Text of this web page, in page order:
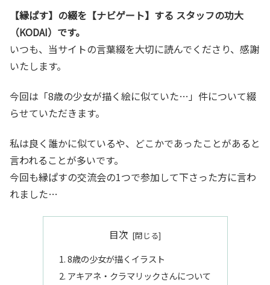
【縁ぱす】の綴を【ナビゲート】する スタッフの功大
（KODAI）です。
いつも、当サイトの言葉綴を大切に読んでくださり、感謝
いたします。
今回は「8歳の少女が描く絵に似ていた…」件について綴
らせていただきます。
私は良く誰かに似ているや、どこかであったことがあると
言われることが多いです。
今回も縁ぱすの交流会の1つで参加して下さった方に言わ
れました…
目次
8歳の少女が描くイラスト
アキアネ・クラマリックさんについて